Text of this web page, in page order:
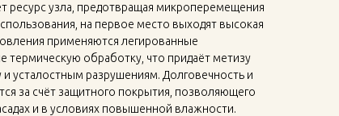
ресурс узла, предотвращая микроперемещения
на первое место выходят высокая
применяются легированные
термическую обработку, что придаёт метизу
усталостным разрушениям. Долговечность и
за счёт защитного покрытия, позволяющего
и в условиях повышенной влажности.